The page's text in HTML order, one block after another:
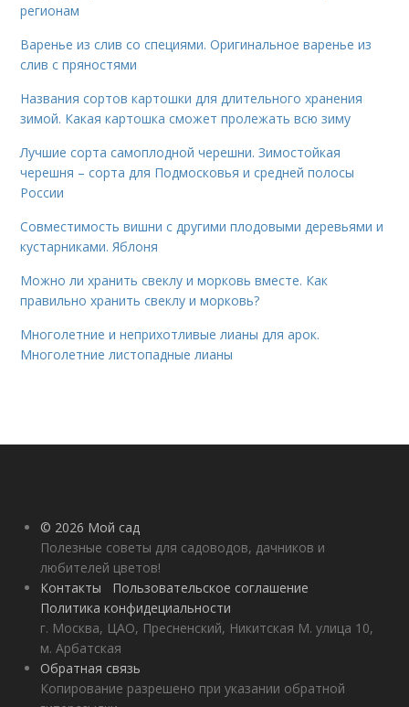
регионам
Варенье из слив со специями. Оригинальное варенье из
слив с пряностями
Названия сортов картошки для длительного хранения
зимой. Какая картошка сможет пролежать всю зиму
Лучшие сорта самоплодной черешни. Зимостойкая
черешня – сорта для Подмосковья и средней полосы
России
Совместимость вишни с другими плодовыми деревьями и
кустарниками. Яблоня
Можно ли хранить свеклу и морковь вместе. Как
правильно хранить свеклу и морковь?
Многолетние и неприхотливые лианы для арок.
Многолетние листопадные лианы
© 2026 Мой сад
Полезные советы для садоводов, дачников и
любителей цветов!
Контакты
Пользовательское соглашение
Политика конфидециальности
г. Москва, ЦАО, Пресненский, Никитская М. улица 10,
м. Арбатская
Обратная связь
Копирование разрешено при указании обратной